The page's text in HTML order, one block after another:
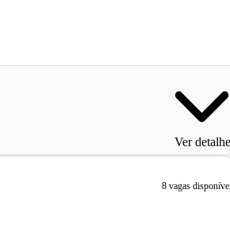
Ver
8 vagas